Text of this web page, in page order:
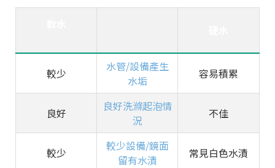
較少
水管/設備產生
水垢
容易積累
良好 良好洗滌起泡情
況
不佳
較少 較少設備/鏡面
留有水漬
常見白色水漬